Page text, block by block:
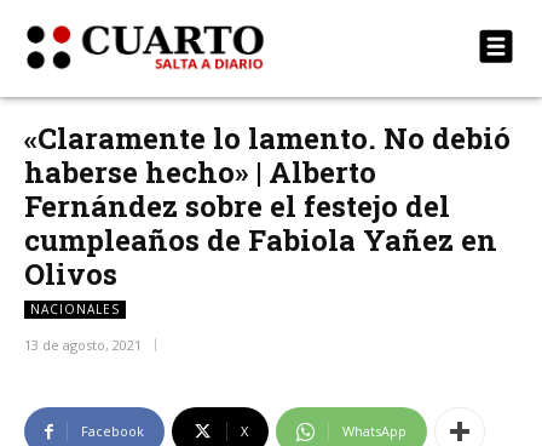
«Claramente lo lamento. No debió
haberse hecho» | Alberto
Fernández sobre el festejo del
cumpleaños de Fabiola Yañez en
Olivos
NACIONALES
13 de agosto, 2021
Facebook X WhatsApp